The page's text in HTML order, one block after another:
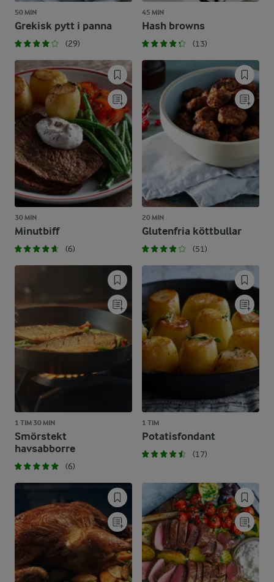
50 MIN
Grekisk pytt i panna
(29)
45 MIN
Hash browns
(13)
30 MIN
Minutbiff
(6)
20 MIN
Glutenfria köttbullar
(51)
1 TIM 30 MIN
Smörstekt
havsabborre
(6)
1 TIM
Potatisfondant
(17)